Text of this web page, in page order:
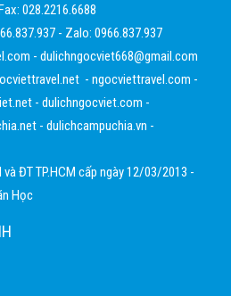
028.2216.6688
- Zalo: 0966.837.937
- dulichngocviet668@gmail.com
- ngocviettravel.com -
- dulichngocviet.com -
- dulichcampuchia.vn -
ĐT TP.HCM cấp ngày 12/03/2013 -
Học